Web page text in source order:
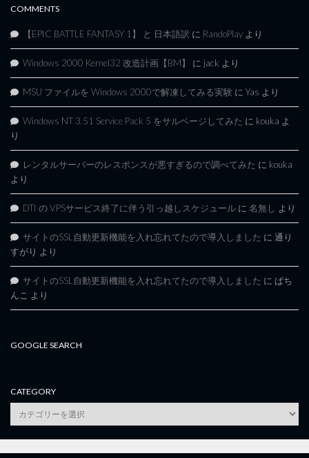
COMMENTS
【EPIC BATTLE FANTASY 1】 と 日本語訳 に RandoPlay より
Windows 2000 Kernel32 改造計画【BM】 に jack より
MSU ファイルを Windows 2000で解凍してみる実験 に Yas より
Windows NT 3.51 Service Pack 5 をサルベージしてみた に kouka よ
り
レンタルサーバーのレスポンスが悪すぎるので調べてみた に kouka
より
DTI の VPSサービス終了に伴う引っ越しスケジュール に 名無し より
サイトのSSL自動更新機能を入れ忘れてたので導入しました に 通り
すがり より
サイトのSSL自動更新機能を入れ忘れてたので導入しました に ぱち
んこ より
GOOGLE SEARCH
CATEGORY
category